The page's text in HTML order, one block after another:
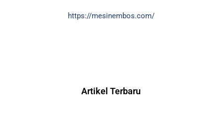
https://mesinembos.com/
Artikel Terbaru